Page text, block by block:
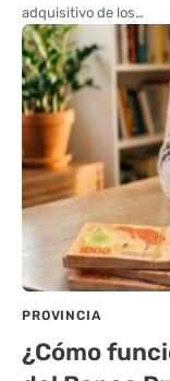
adquisitivo de los…
PROVINCIA
¿Cómo